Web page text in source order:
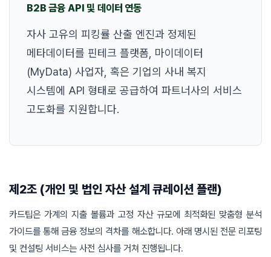
B2B 금융 API 및 데이터 연동
자사 고유의 피킹률 산출 엔진과 정제된
메타데이터를 핀테크 플랫폼, 마이데이터
(MyData) 사업자, 혹은 기업의 사내 복지
시스템에 API 형태로 공급하여 파트너사의 서비스
고도화를 지원합니다.
제2조 (개인 및 법인 자산 설계 큐레이션 플랜)
카드팁은 가계의 지출 볼륨과 고정 자산 규모에 최적화된 맞춤형 분석
가이드를 통해 금융 정보의 격차를 해소합니다. 아래 명시된 전문 리포팅
및 컨설팅 서비스는 사전 심사를 거쳐 진행됩니다.